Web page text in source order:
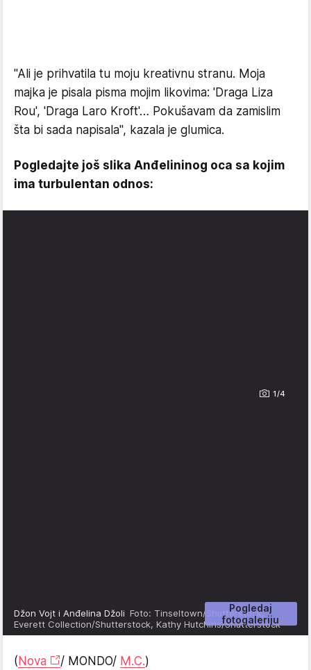
"Ali je prihvatila tu moju kreativnu stranu. Moja
majka je pisala pisma mojim likovima: 'Draga Liza
Rou', 'Draga Laro Kroft'… Pokušavam da zamislim
šta bi sada napisala", kazala je glumica.
Pogledajte još slika Anđelininog oca sa kojim
ima turbulentan odnos:
1/4
Pogledaj
fotogaleriju
Džon Vojt i Anđelina Džoli Foto: Tinseltown/Shutterstock,
Everett Collection/Shutterstock, Kathy Hutchins/Shutterstock
( Nova / MONDO/ M.C.)